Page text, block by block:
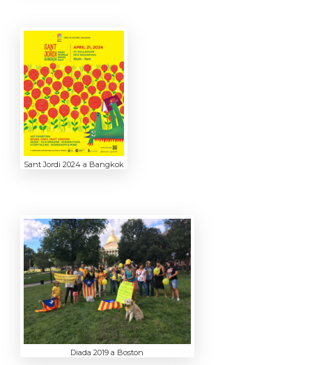
Sant Jordi 2024 a Bangkok
Diada 2019 a Boston